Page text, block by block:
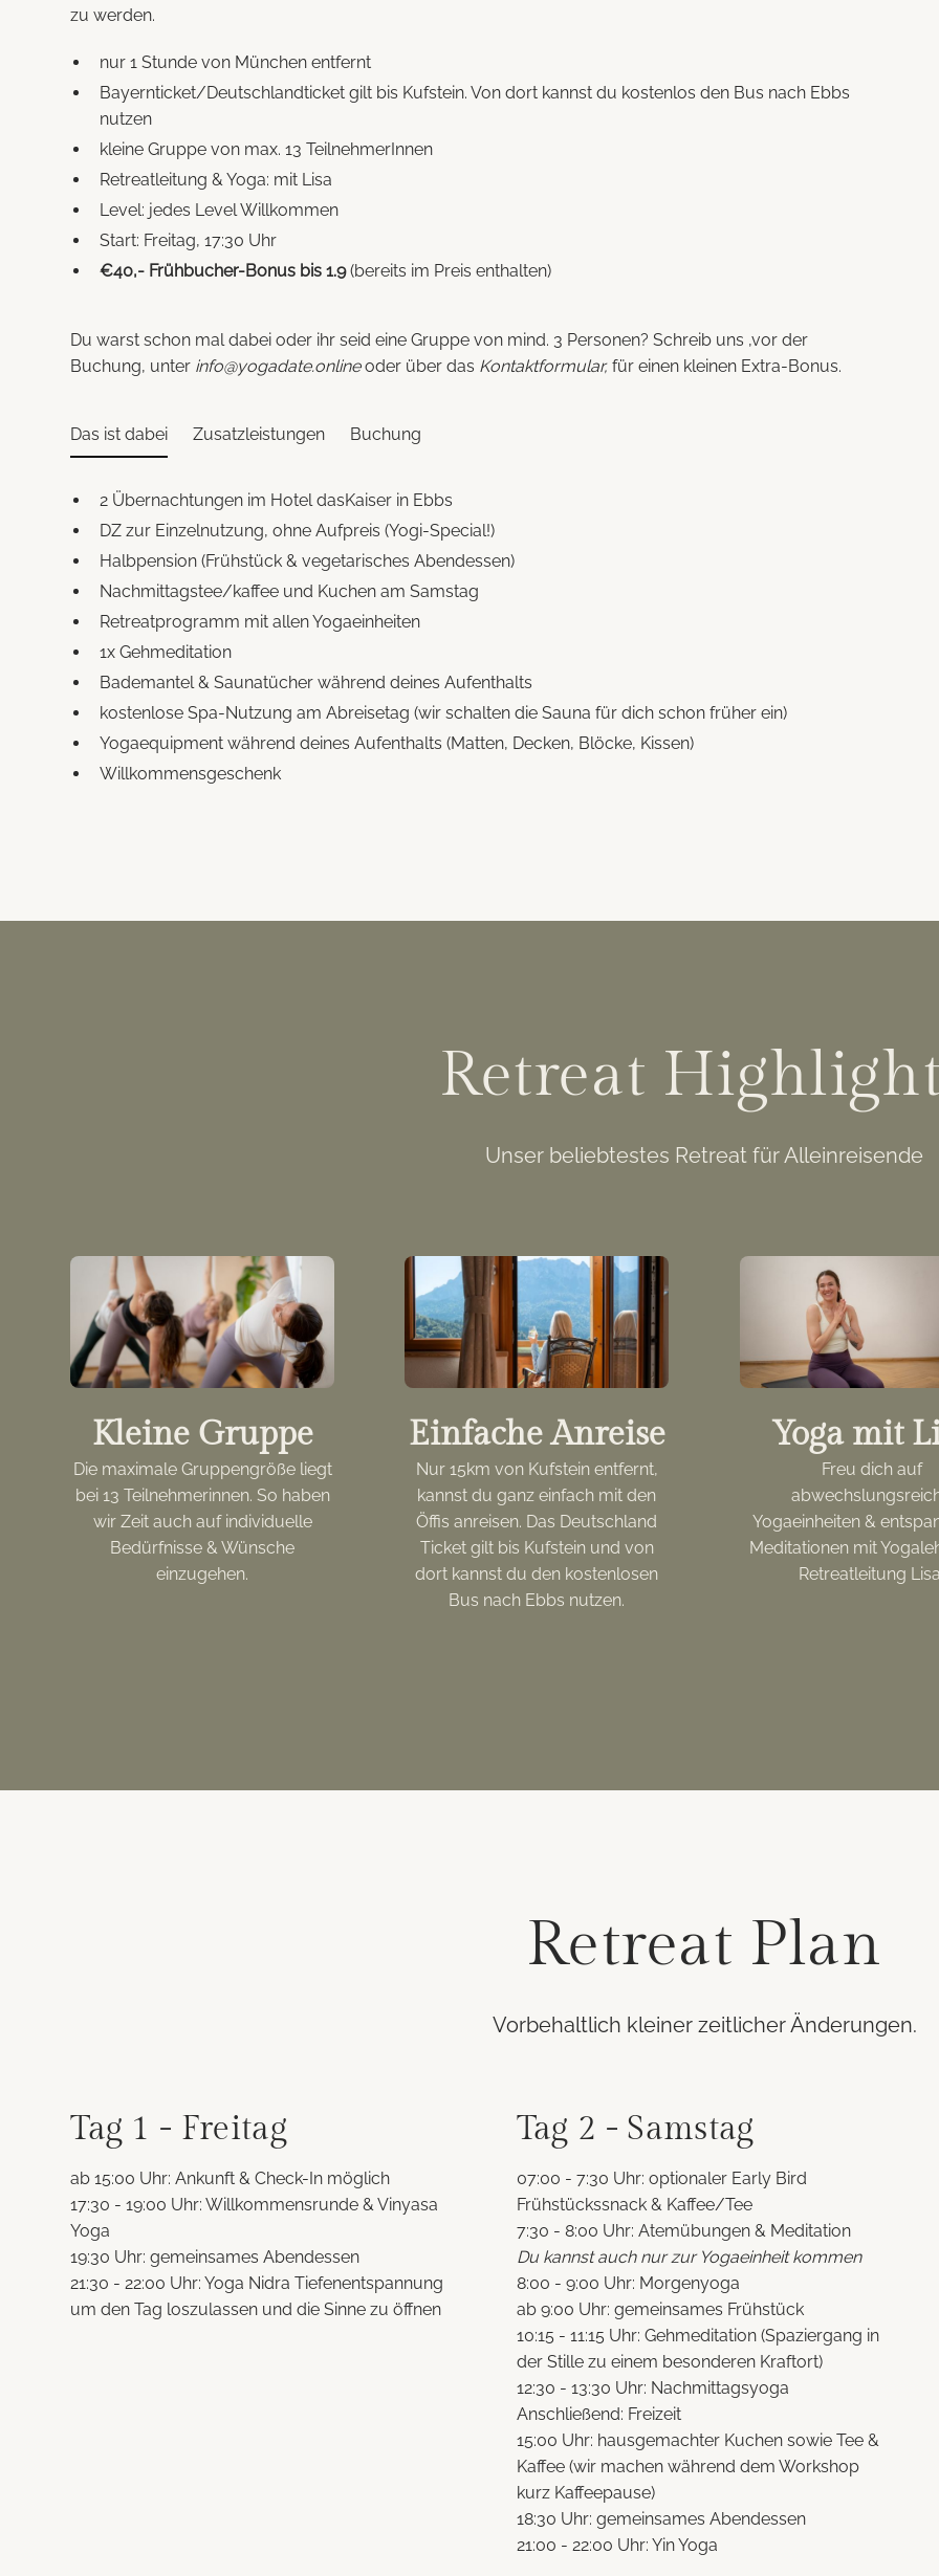
zu werden.
nur 1 Stunde von München entfernt
Bayernticket/Deutschlandticket gilt bis Kufstein. Von dort kannst du kostenlos den Bus nach Ebbs
nutzen
kleine Gruppe von max. 13 TeilnehmerInnen
Retreatleitung & Yoga: mit Lisa
Level: jedes Level Willkommen
Start: Freitag, 17:30 Uhr
€40,- Frühbucher-Bonus bis 1.9(bereits im Preis enthalten)
Du warst schon mal dabei oder ihr seid eine Gruppe von mind. 3 Personen? Schreib uns ,vor der
Buchung, unter info@yogadate.onlineoder über das Kontaktformular, für einen kleinen Extra-Bonus.
Das ist dabei Zusatzleistungen Buchung
2 Übernachtungen im Hotel dasKaiser in Ebbs
DZ zur Einzelnutzung, ohne Aufpreis (Yogi-Special!)
Halbpension (Frühstück & vegetarisches Abendessen)
Nachmittagstee/kaffee und Kuchen am Samstag
Retreatprogramm mit allen Yogaeinheiten
1x Gehmeditation
Bademantel & Saunatücher während deines Aufenthalts
kostenlose Spa-Nutzung am Abreisetag (wir schalten die Sauna für dich schon früher ein)
Yogaequipment während deines Aufenthalts (Matten, Decken, Blöcke, Kissen)
Willkommensgeschenk
Retreat
Unser beliebtestes Retreat für Alleinreisende
Kleine Gruppe
Die maximale Gruppengröße liegt
bei 13 Teilnehmerinnen. So haben
wir Zeit auch auf individuelle
Bedürfnisse & Wünsche
einzugehen.
Einfache Anreise
Nur 15km von Kufstein entfernt,
kannst du ganz einfach mit den
Öffis anreisen. Das Deutschland
Ticket gilt bis Kufstein und von
dort kannst du den kostenlosen
Bus nach Ebbs nutzen.
Yoga mit
Freu dich auf
Yogaeinheiten &
Meditationen mit
Retreatleitung
Retreat Plan
Vorbehaltlich kleiner zeitlicher Änderungen.
Tag 1 - Freitag
ab 15:00 Uhr: Ankunft & Check-In möglich
17:30 - 19:00 Uhr: Willkommensrunde & Vinyasa
Yoga
19:30 Uhr: gemeinsames Abendessen
21:30 - 22:00 Uhr: Yoga Nidra Tiefenentspannung
um den Tag loszulassen und die Sinne zu öffnen ​
Tag 2 - Samstag
07:00 - 7:30 Uhr: optionaler Early Bird
Frühstückssnack & Kaffee/Tee
7:30 - 8:00 Uhr: Atemübungen & Meditation
Du kannst auch nur zur Yogaeinheit kommen
8:00 - 9:00 Uhr: Morgenyoga
ab 9:00 Uhr: gemeinsames Frühstück
10:15 - 11:15 Uhr: Gehmeditation (Spaziergang in
der Stille zu einem besonderen Kraftort)
12:30 - 13:30 Uhr: Nachmittagsyoga
Anschließend: Freizeit
15:00 Uhr: hausgemachter Kuchen sowie Tee &
Kaffee (wir machen während dem Workshop
kurz Kaffeepause)
18:30 Uhr: gemeinsames Abendessen
21:00 - 22:00 Uhr: Yin Yoga